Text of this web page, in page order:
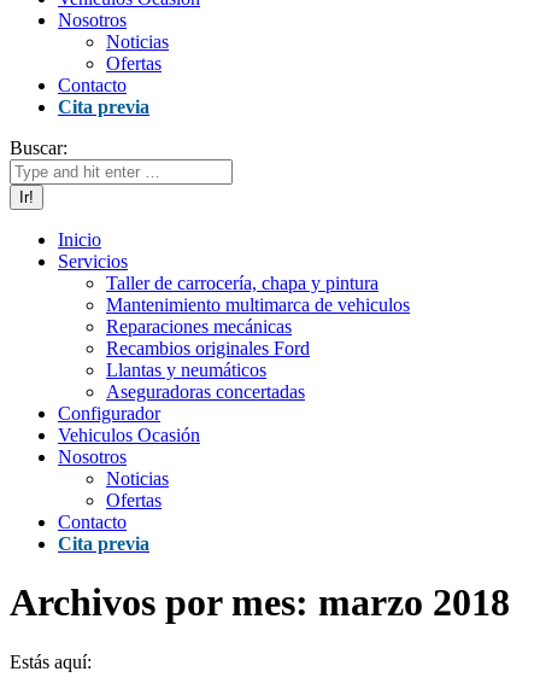
Nosotros
Noticias
Ofertas
Contacto
Cita previa
Buscar:
Inicio
Servicios
Taller de carrocería, chapa y pintura
Mantenimiento multimarca de vehiculos
Reparaciones mecánicas
Recambios originales Ford
Llantas y neumáticos
Aseguradoras concertadas
Configurador
Vehiculos Ocasión
Nosotros
Noticias
Ofertas
Contacto
Cita previa
Archivos por mes: marzo 2018
Estás aquí: